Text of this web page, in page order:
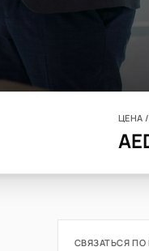
ЦЕНА /
СВЯЗАТЬСЯ ПО